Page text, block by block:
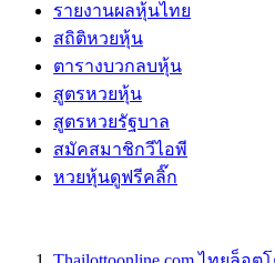
รายงานผลหุ้นไทย
สถิติหวยหุ้น
ตารางบวกลบหุ้น
สูตรหวยหุ้น
สูตรหวยรัฐบาล
สมัคสมาชิกวีไอพี
หวยหุ้นดูฟรีคลิ๊ก